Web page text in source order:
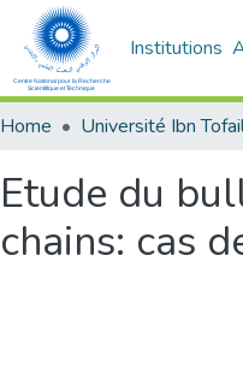
Institutions
Home
Etude du
chains: cas